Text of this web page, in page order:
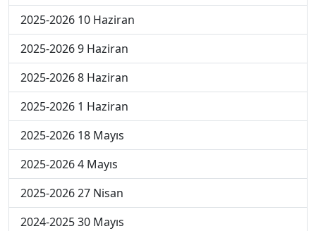
2025-2026 10 Haziran
2025-2026 9 Haziran
2025-2026 8 Haziran
2025-2026 1 Haziran
2025-2026 18 Mayıs
2025-2026 4 Mayıs
2025-2026 27 Nisan
2024-2025 30 Mayıs